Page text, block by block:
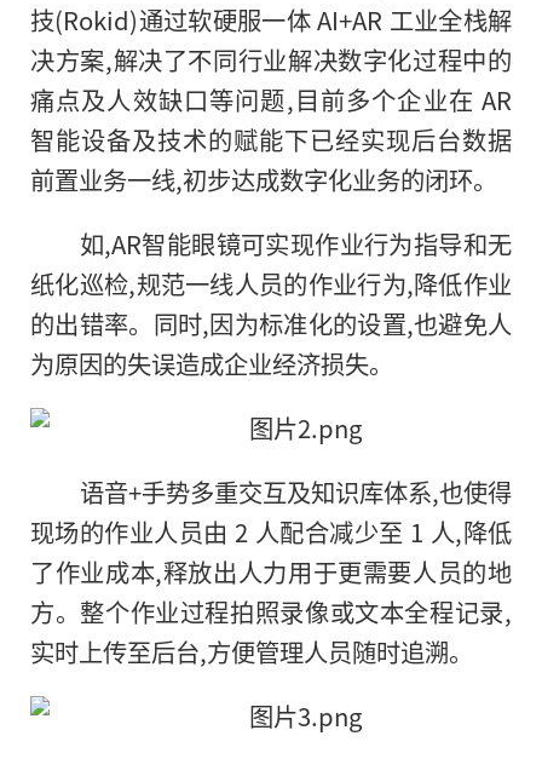
技(Rokid)通过软硬服一体 AI+AR 工业全栈解
决方案,解决了不同行业解决数字化过程中的
痛点及人效缺口等问题,目前多个企业在 AR
智能设备及技术的赋能下已经实现后台数据
前置业务一线,初步达成数字化业务的闭环。
如,AR智能眼镜可实现作业行为指导和无
纸化巡检,规范一线人员的作业行为,降低作业
的出错率。同时,因为标准化的设置,也避免人
为原因的失误造成企业经济损失。
语音+手势多重交互及知识库体系,也使得
现场的作业人员由 2 人配合减少至 1 人,降低
了作业成本,释放出人力用于更需要人员的地
方。整个作业过程拍照录像或文本全程记录,
实时上传至后台,方便管理人员随时追溯。